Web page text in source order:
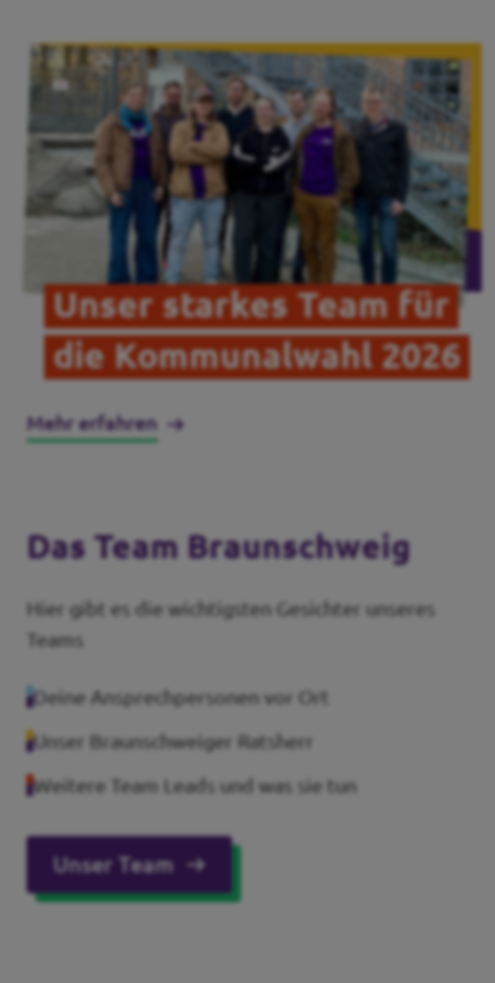
Transparenz
Pressemitteilungen
Datenschutz
Impressum
Unser starkes Team für
die Kommunalwahl 2026
Mehr erfahren
Das Team Braunschweig
Hier gibt es die wichtigsten Gesichter unseres
Teams
Deine Ansprechpersonen vor Ort
Unser Braunschweiger Ratsherr
Weitere Team Leads und was sie tun
Unser Team